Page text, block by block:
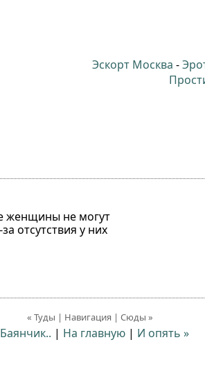
Эскорт Москва -
женщины не могут
отсутствия у них
« Туды | Навигация | Сюды »
| На главную| И опять »